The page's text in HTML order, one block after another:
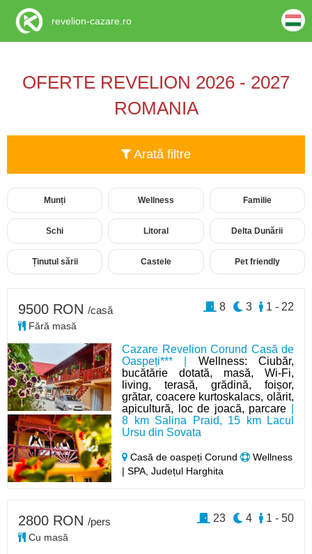
OFERTE REVELION 2026 - 2027
ROMANIA
Arată filtre
Munți Wellness Familie
Schi Litoral Delta Dunării
Ținutul sării Castele Pet friendly
Cazare Revelion Corund Casă de
Oaspeți*** | Wellness: Ciubăr,
bucătărie dotată, masă, Wi-Fi,
living, terasă, grădină, foișor,
grătar, coacere kurtoskalacs, olărit,
apicultură, loc de joacă, parcare
8 km Salina Praid, 15 km Lacul
Ursu din Sovata
Casă de oaspeți Corund
Wellness
| SPA, Județul Harghita
9500 RON /casă
Fără masă
1 - 22
3
8
2800 RON /pers
Cu masă
1 - 50
4
23
revelion-cazare.ro